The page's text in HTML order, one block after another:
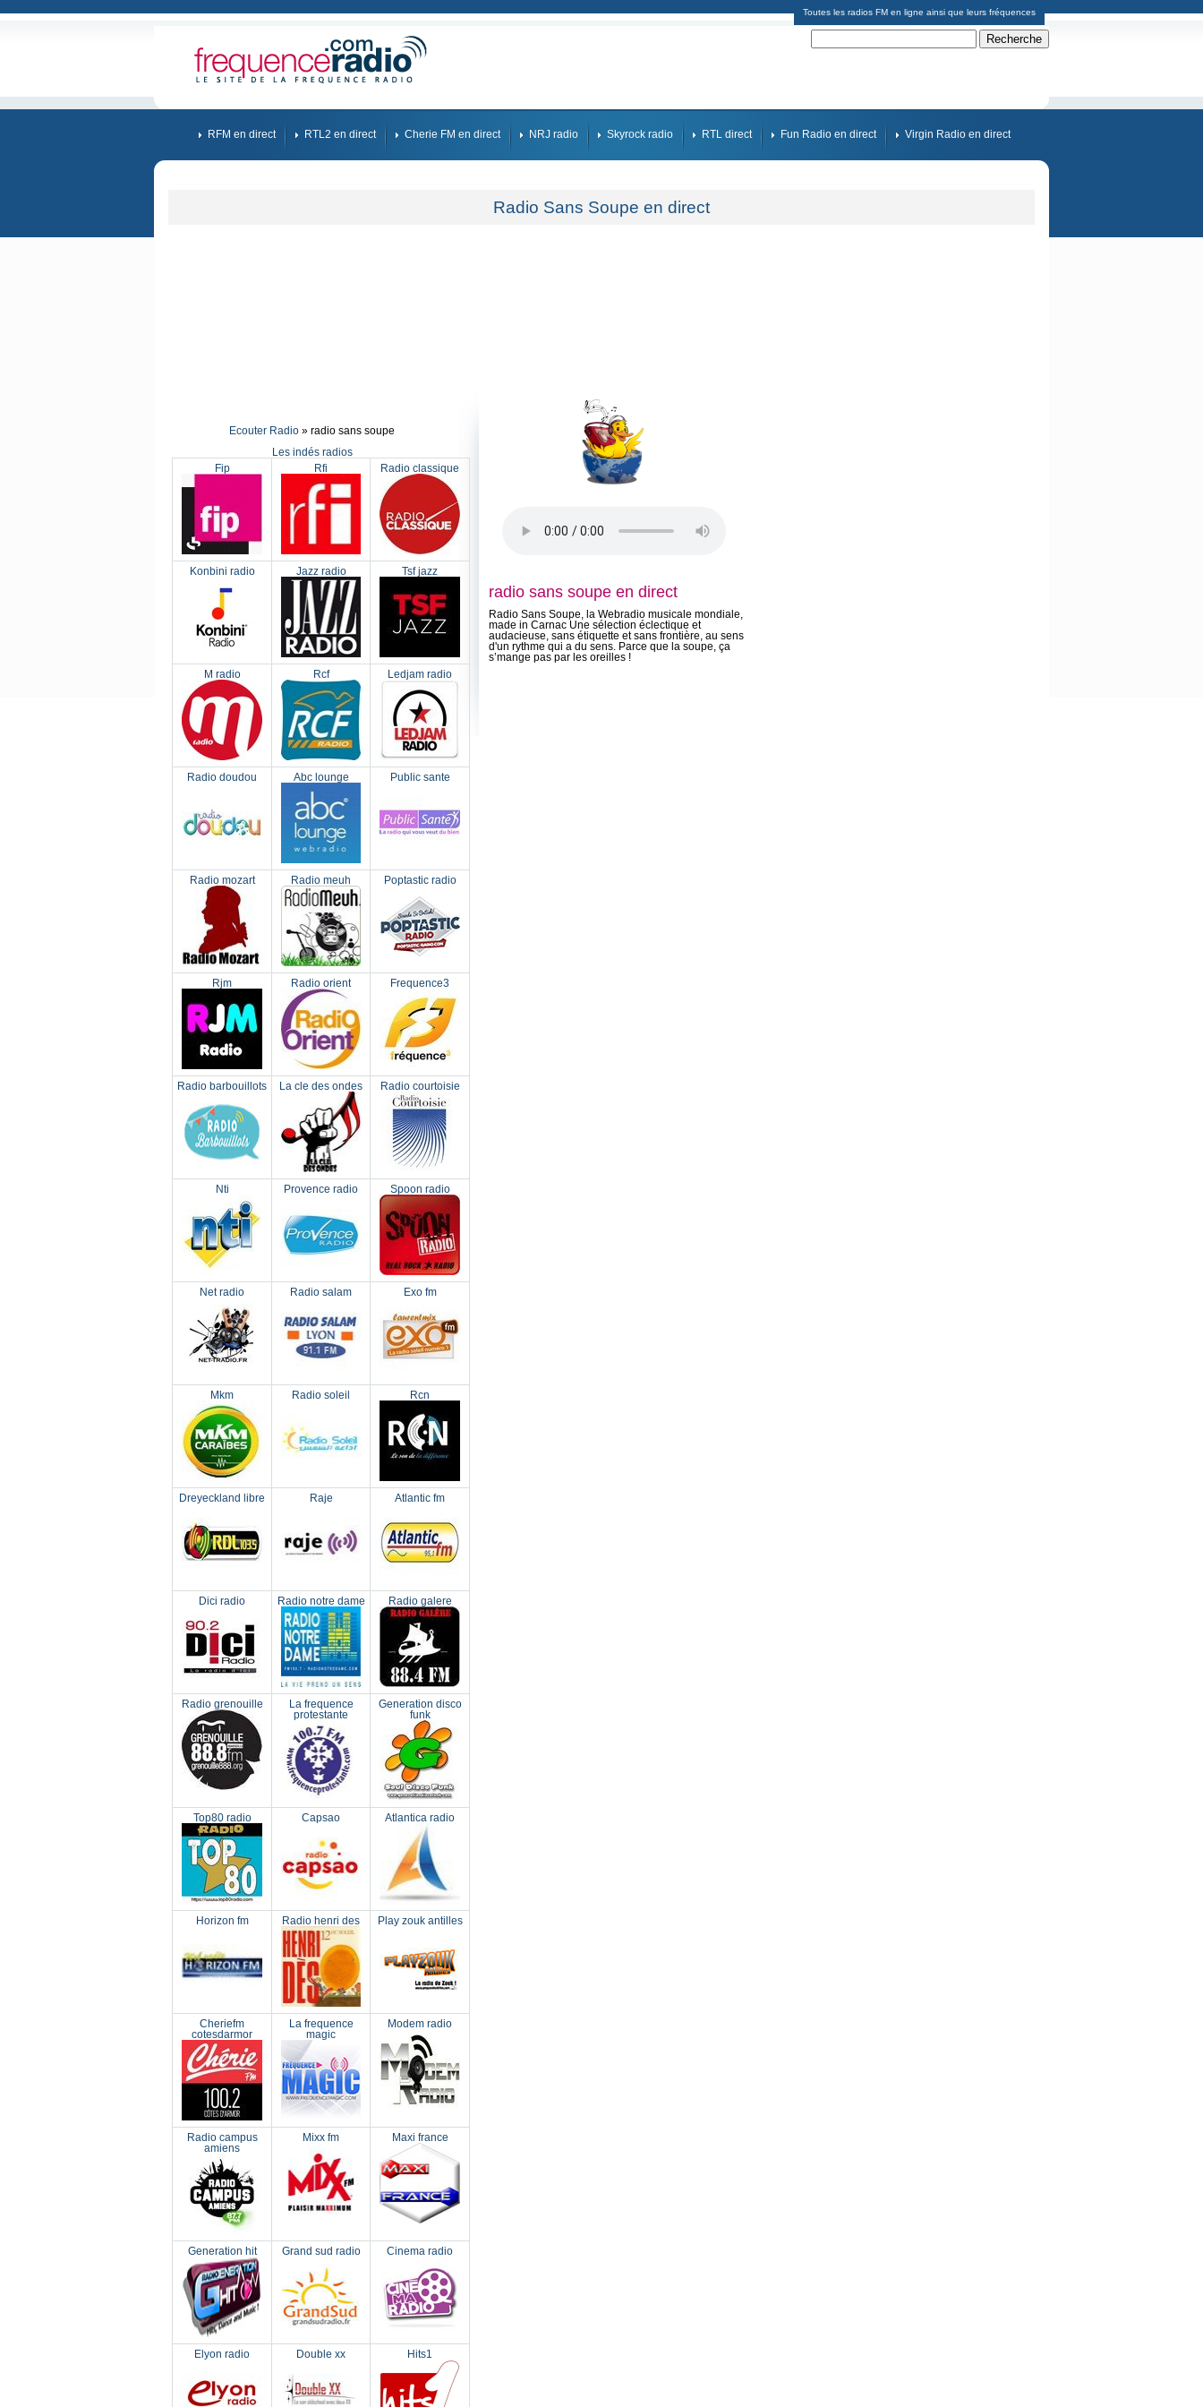
Toutes les radios FM en ligne ainsi que leurs fréquences
RFM en direct RTL2 en direct Cherie FM en direct NRJ radio Skyrock radio RTL direct Fun Radio en direct Virgin Radio en direct
Radio Sans Soupe en direct
Ecouter Radio » radio sans soupe
Les indés radios
Fip
Rfi Radio classique
Konbini radio Jazz radio Tsf jazz
M radio Rcf Ledjam radio
Radio doudou Abc lounge Public sante
Radio mozart Radio meuh Poptastic radio
Rjm Radio orient Frequence3
Radio barbouillots La cle des ondes Radio courtoisie
Nti Provence radio Spoon radio
Net radio Radio salam Exo fm
Mkm Radio soleil Rcn
Dreyeckland libre Raje Atlantic fm
Dici radio Radio notre dame Radio galere
Radio grenouille
La frequence
protestante
Generation disco
funk
Top80 radio Capsao Atlantica radio
Horizon fm Radio henri des Play zouk antilles
Cheriefm
cotesdarmor
La frequence
magic
Modem radio
Radio campus
amiens
Mixx fm Maxi france
Generation hit Grand sud radio Cinema radio
Elyon radio Double xx Hits1
radio sans soupe en direct
Radio Sans Soupe, la Webradio musicale mondiale,
made in Carnac Une sélection éclectique et
audacieuse, sans étiquette et sans frontière, au sens
d'un rythme qui a du sens. Parce que la soupe, ça
s’mange pas par les oreilles !